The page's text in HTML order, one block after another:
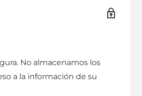
modificado o intervenido el
proveedor o fabricante.
lapso no mayor a 5 días
el producto en
Mismos que están sujetos
No almacenamos los
a la información de su